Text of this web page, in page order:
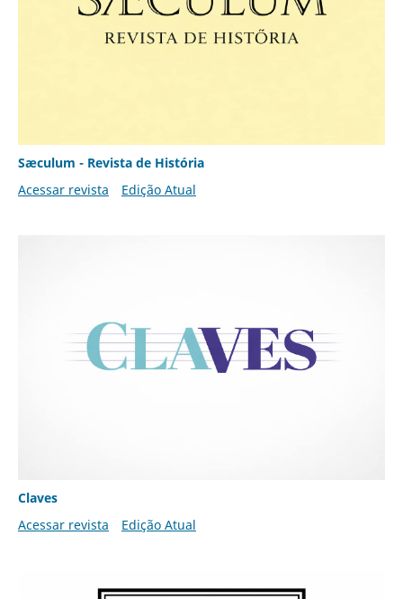
Sæculum - Revista de História
Acessar revista
Edição Atual
Claves
Acessar revista
Edição Atual